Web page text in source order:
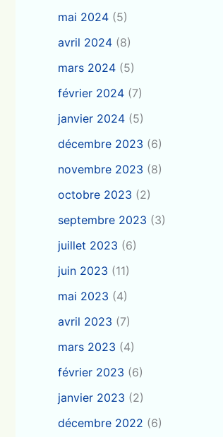
mai 2024 (5)
avril 2024 (8)
mars 2024 (5)
février 2024 (7)
janvier 2024 (5)
décembre 2023 (6)
novembre 2023 (8)
octobre 2023 (2)
septembre 2023 (3)
juillet 2023 (6)
juin 2023 (11)
mai 2023 (4)
avril 2023 (7)
mars 2023 (4)
février 2023 (6)
janvier 2023 (2)
décembre 2022 (6)